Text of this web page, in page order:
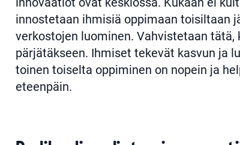
innostetaan ihmisiä oppimaan toisiltaan
verkostojen luominen. Vahvistetaan
pärjätäkseen. Ihmiset tekevät kasvun ja
toinen toiselta oppiminen on nopein ja
eteenpäin.